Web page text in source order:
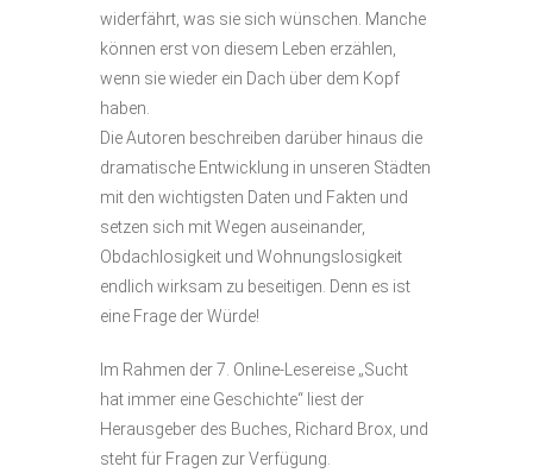
widerfährt, was sie sich wünschen. Manche
können erst von diesem Leben erzählen,
wenn sie wieder ein Dach über dem Kopf
haben.
Die Autoren beschreiben darüber hinaus die
dramatische Entwicklung in unseren Städten
mit den wichtigsten Daten und Fakten und
setzen sich mit Wegen auseinander,
Obdachlosigkeit und Wohnungslosigkeit
endlich wirksam zu beseitigen. Denn es ist
eine Frage der Würde!
Im Rahmen der 7. Online-Lesereise „Sucht
hat immer eine Geschichte“ liest der
Herausgeber des Buches, Richard Brox, und
steht für Fragen zur Verfügung.